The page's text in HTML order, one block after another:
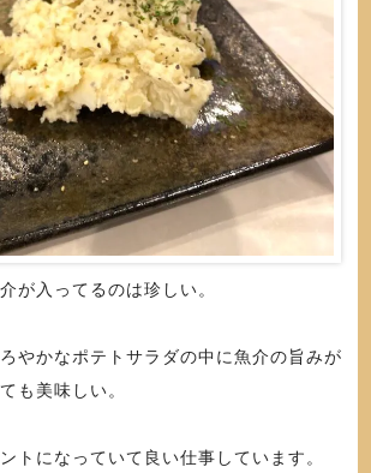
が入ってるのは珍しい。
やかなポテトサラダの中に魚介の旨みが
も美味しい。
トになっていて良い仕事しています。